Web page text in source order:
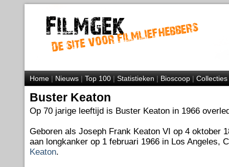
Home|Nieuws|Top 100|Statistieken|Bioscoop|Collecties
Buster Keaton
Op 70 jarige leeftijd is Buster Keaton in 1966
Geboren als Joseph Frank Keaton VI op 4 oktober
aan longkanker op 1 februari 1966 in Los Angeles,
Keaton.